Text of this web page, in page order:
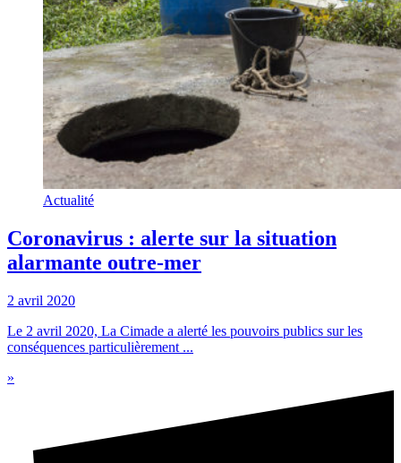
Actualité
Coronavirus : alerte sur la situation
alarmante outre-mer
2 avril 2020
Le 2 avril 2020, La Cimade a alerté les pouvoirs publics sur les
conséquences particulièrement ...
»